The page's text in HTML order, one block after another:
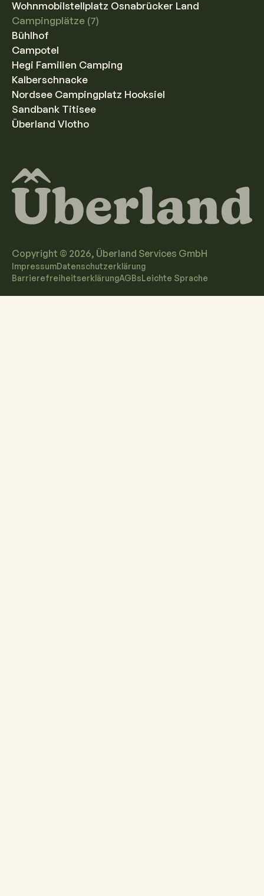
Wohnmobilstellplatz Osnabrücker Land
Campingplätze (7)
Bühlhof
Campotel
Hegi Familien Camping
Kalberschnacke
Nordsee Campingplatz Hooksiel
Sandbank Titisee
Überland Vlotho
Copyright © 2026, Überland Services GmbH
ImpressumDatenschutzerklärung
BarrierefreiheitserklärungAGBsLeichte Sprache